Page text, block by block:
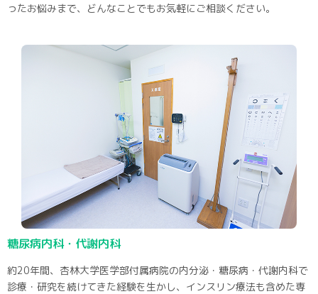
ったお悩みまで、どんなことでもお気軽にご相談ください。
糖尿病内科・代謝内科
約20年間、杏林大学医学部付属病院の内分泌・糖尿病・代謝内科で
診療・研究を続けてきた経験を生かし、インスリン療法も含めた専